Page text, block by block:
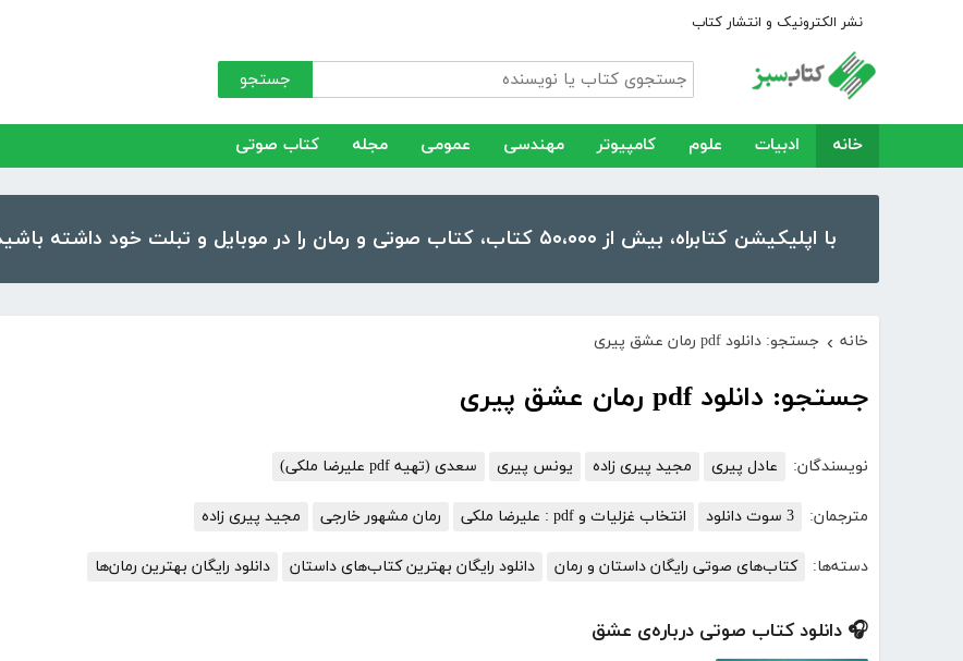
نشر الکترونیک و انتشار کتاب
جستجو
خانه ادبیات علوم کامپیوتر مهندسی عمومی مجله کتاب صوتی
با اپلیکیشن کتابراه، بیش از ۵۰،۰۰۰ کتاب، کتاب صوتی و رمان را در موبایل و تبلت خود داشته باشید!
خانه › جستجو: دانلود pdf رمان عشق پیری
جستجو: دانلود pdf رمان عشق پیری
نویسندگان: عادل پیری مجید پیری زاده یونس پیری سعدی (تهیه pdf علیرضا ملکی)
مترجمان: 3 سوت دانلود انتخاب غزلیات و pdf : علیرضا ملکی رمان مشهور خارجی مجید پیری زاده
دسته‌ها: کتاب‌های صوتی رایگان داستان و رمان دانلود رایگان بهترین کتاب‌های داستان دانلود رایگان بهترین رمان‌ها
🎧 دانلود کتاب صوتی درباره‌ی عشق